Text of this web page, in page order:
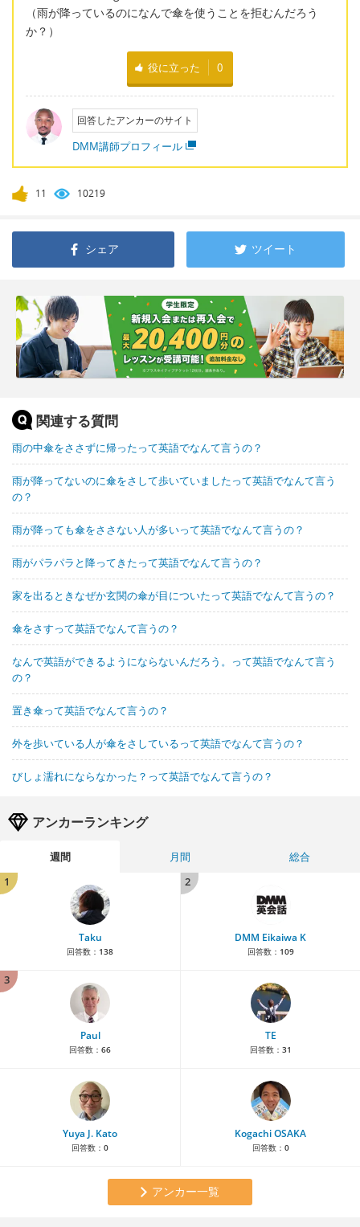
（雨が降っているのになんで傘を使うことを拒むんだろう
か？）
役に立った 0
回答したアンカーのサイト
DMM講師プロフィール
11 10219
シェア ツイート
関連する質問
雨の中傘をささずに帰ったって英語でなんて言うの？
雨が降ってないのに傘をさして歩いていましたって英語でなんて言う
の？
雨が降っても傘をささない人が多いって英語でなんて言うの？
雨がパラパラと降ってきたって英語でなんて言うの？
家を出るときなぜか玄関の傘が目についたって英語でなんて言うの？
傘をさすって英語でなんて言うの？
なんで英語ができるようにならないんだろう。って英語でなんて言う
の？
置き傘って英語でなんて言うの？
外を歩いている人が傘をさしているって英語でなんて言うの？
びしょ濡れにならなかった？って英語でなんて言うの？
アンカーランキング
週間 月間
総合
1
Taku
回答数： 138
2
DMM Eikaiwa K
回答数： 109
3
Paul
回答数： 66
TE
回答数： 31
Yuya J. Kato
回答数： 0
Kogachi OSAKA
回答数： 0
アンカー一覧